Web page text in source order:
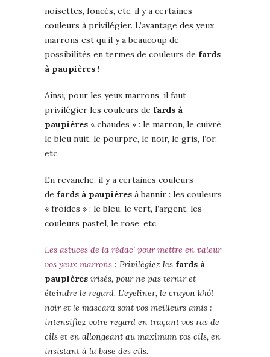
noisettes, foncés, etc, il y a certaines
couleurs à privilégier. L’avantage des yeux
marrons est qu’il y a beaucoup de
possibilités en termes de couleurs de fards
à paupières !
Ainsi, pour les yeux marrons, il faut
privilégier les couleurs de fards à
paupières « chaudes » : le marron, le cuivré,
le bleu nuit, le pourpre, le noir, le gris, l’or,
etc.
En revanche, il y a certaines couleurs
de fards à paupières à bannir : les couleurs
« froides » : le bleu, le vert, l’argent, les
couleurs pastel, le rose, etc.
Les astuces de la rédac’ pour mettre en valeur
vos yeux marrons : Privilégiez les fards à
paupières irisés, pour ne pas ternir et
éteindre le regard. L’eyeliner, le crayon khôl
noir et le mascara sont vos meilleurs amis :
intensifiez votre regard en traçant vos ras de
cils et en allongeant au maximum vos cils, en
insistant à la base des cils.